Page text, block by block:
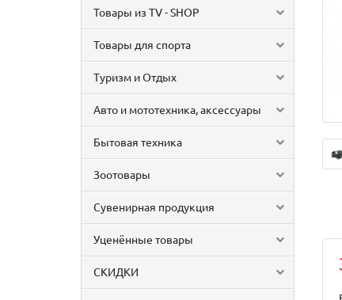
Товары из TV - SHOP
Товары для спорта
Туризм и Отдых
Авто и мототехника, аксессуары
Бытовая техника
Зоотовары
Сувенирная продукция
Уценённые товары
СКИДКИ